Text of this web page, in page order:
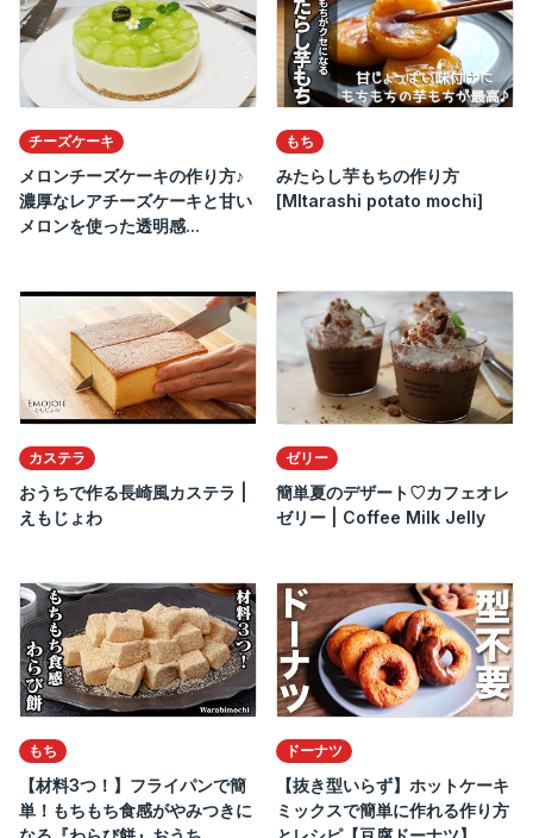
チーズケーキ
メロンチーズケーキの作り方♪
濃厚なレアチーズケーキと甘い
メロンを使った透明感...
もち
みたらし芋もちの作り方
[MItarashi potato mochi]
カステラ
おうちで作る長崎風カステラ |
えもじょわ
ゼリー
簡単夏のデザート♡カフェオレ
ゼリー | Coffee Milk Jelly
もち
【材料3つ！】フライパンで簡
単！もちもち食感がやみつきに
ドーナツ
【抜き型いらず】ホットケーキ
ミックスで簡単に作れる作り方